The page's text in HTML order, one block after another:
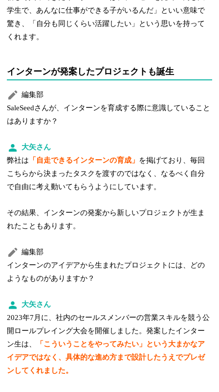
学生で、あんなに仕事ができる子がいるんだ」といい意味で
驚き、「自分も同じくらい活躍したい」という思いを持って
くれます。
インターンが発案したプロジェクトも誕生
編集部
SaleSeedさんが、インターンを育成する際に意識していること
はありますか？
大矢さん
弊社は 「自走できるインターンの育成」
を掲げており、毎回
こちらから決まったタスクを渡すのではなく、なるべく自分
で自由に考え動いてもらうようにしています。
その結果、インターンの発案から新しいプロジェクトが生ま
れたこともあります。
編集部
インターンのアイデアから生まれたプロジェクトには、どの
ようなものがありますか？
大矢さん
2023年7月に、社内のセールスメンバーの営業スキルを競う公
開ロールプレイング大会を開催しました。発案したインター
ン生は、
「こういうことをやってみたい」という大まかなア
イデアではなく、具体的な進め方まで設計したうえでプレゼ
ンしてくれました。